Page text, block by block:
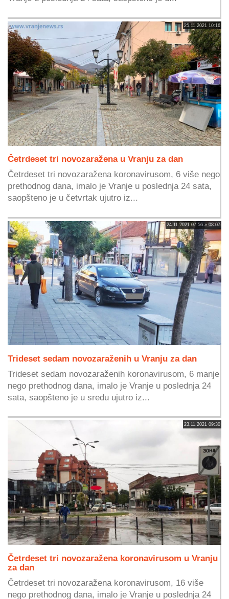
25.11.2021 10:16
Četrdeset tri novozaražena u Vranju za dan
Četrdeset tri novozaražena koronavirusom, 6 više nego
prethodnog dana, imalo je Vranje u poslednja 24 sata,
saopšteno je u četvrtak ujutro iz...
24.11.2021 07:56 » 08:07
Trideset sedam novozaraženih u Vranju za dan
Trideset sedam novozaraženih koronavirusom, 6 manje
nego prethodnog dana, imalo je Vranje u poslednja 24
sata, saopšteno je u sredu ujutro iz...
23.11.2021 09:30
Četrdeset tri novozaražena koronavirusom u Vranju
za dan
Četrdeset tri novozaražena koronavirusom, 16 više
nego prethodnog dana, imalo je Vranje u poslednja 24